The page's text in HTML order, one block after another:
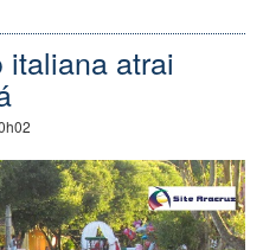
italiana atrai